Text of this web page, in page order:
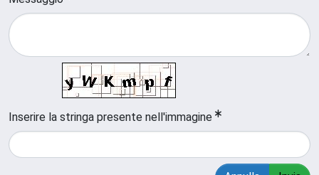
Inserire la stringa presente nell'immagine